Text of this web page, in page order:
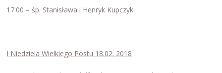
17.00 – śp. Stanisława i Henryk Kupczyk
I Niedziela Wielkiego Postu 18.02. 2018